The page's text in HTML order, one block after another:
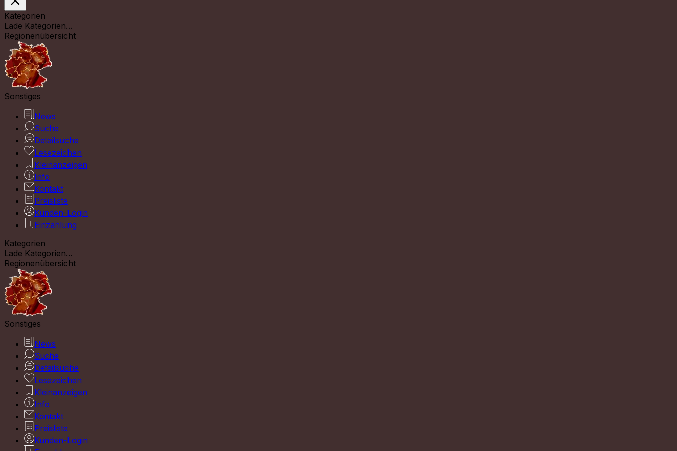
Kategorien
Lade Kategorien...
Regionenübersicht
Sonstiges
News
Suche
Detailsuche
Lesezeichen
Kleinanzeigen
Info
Kontakt
Preisliste
Kunden-Login
Einzahlung
Kategorien
Lade Kategorien...
Regionenübersicht
Sonstiges
News
Suche
Detailsuche
Lesezeichen
Kleinanzeigen
Info
Kontakt
Preisliste
Kunden-Login